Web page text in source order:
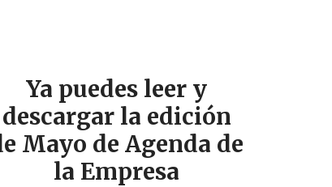
Ya puedes leer y
descargar la edición
Mayo de Agenda de
la Empresa